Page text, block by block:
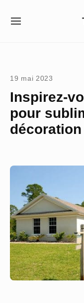
SITE
19 mai 2023
Inspirez-
pour